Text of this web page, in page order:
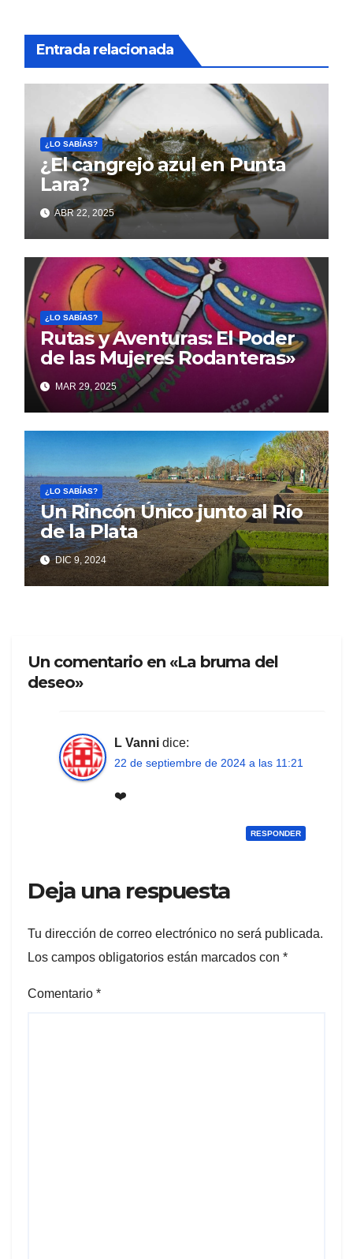
Entrada relacionada
¿LO SABÍAS?
¿El cangrejo azul en Punta
Lara?
ABR 22, 2025
¿LO SABÍAS?
Rutas y Aventuras: El Poder
de las Mujeres Rodanteras»
MAR 29, 2025
¿LO SABÍAS?
Un Rincón Único junto al Río
de la Plata
DIC 9, 2024
Un comentario en «La bruma del
deseo»
L Vanni dice:
22 de septiembre de 2024 a las 11:21
❤️
RESPONDER
Deja una respuesta
Tu dirección de correo electrónico no será publicada.
Los campos obligatorios están marcados con *
Comentario *